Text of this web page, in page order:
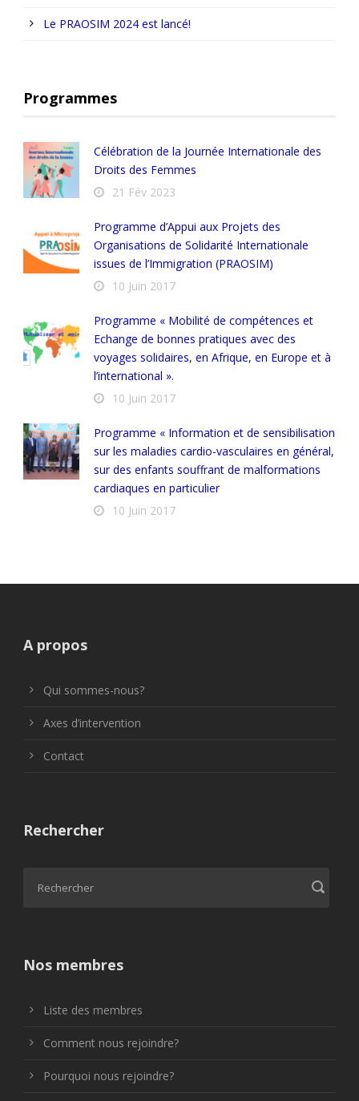
Le PRAOSIM 2024 est lancé!
Programmes
Célébration de la Journée Internationale des
Droits des Femmes
21 Fév 2023
Programme d’Appui aux Projets des
Organisations de Solidarité Internationale
issues de l’Immigration (PRAOSIM)
10 Juin 2017
Programme « Mobilité de compétences et
Echange de bonnes pratiques avec des
voyages solidaires, en Afrique, en Europe et à
l’international ».
10 Juin 2017
Programme « Information et de sensibilisation
sur les maladies cardio-vasculaires en général,
sur des enfants souffrant de malformations
cardiaques en particulier
10 Juin 2017
A propos
Qui sommes-nous?
Axes d’intervention
Contact
Rechercher
Nos membres
Liste des membres
Comment nous rejoindre?
Pourquoi nous rejoindre?